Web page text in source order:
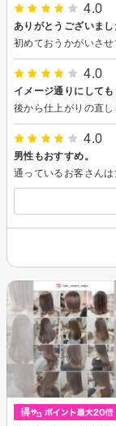
4.0
ありがとうございまし
4.0
イメージ通りにして
4.0
男性もおすすめ。